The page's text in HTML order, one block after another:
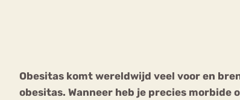
Obesitas komt wereldwijd veel voor en
obesitas. Wanneer heb je precies morbide